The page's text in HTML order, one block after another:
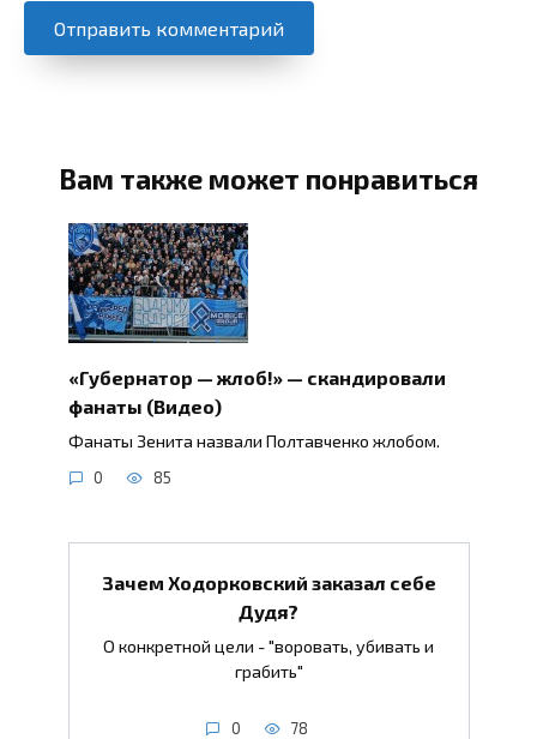
Вам также может понравиться
«Губернатор — жлоб!» — скандировали
фанаты (Видео)
Фанаты Зенита назвали Полтавченко жлобом.
0 85
Зачем Ходорковский заказал себе
Дудя?
О конкретной цели - "воровать, убивать и
грабить"
0 78